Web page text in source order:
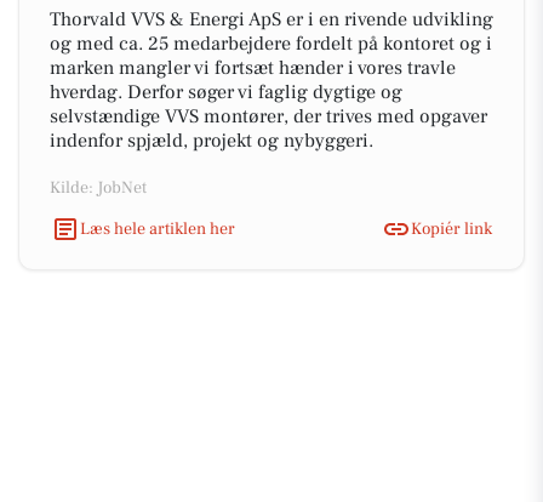
Thorvald VVS & Energi ApS er i en rivende udvikling
og med ca. 25 medarbejdere fordelt på kontoret og i
marken mangler vi fortsæt hænder i vores travle
hverdag. Derfor søger vi faglig dygtige og
selvstændige VVS montører, der trives med opgaver
indenfor spjæld, projekt og nybyggeri.
Kilde: JobNet
Læs hele artiklen her
Kopiér link